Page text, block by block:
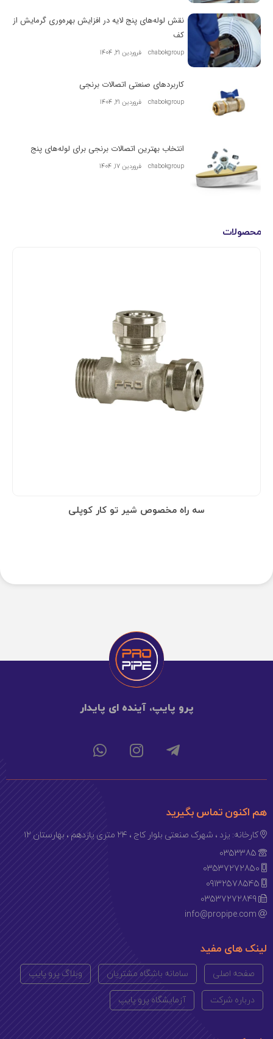
نقش لوله‌های پنج لایه در افزایش بهره‌وری گرمایش از
کف
chabokgroup فروردین 21, 1404
کاربردهای صنعتی اتصالات برنجی
chabokgroup فروردین 21, 1404
انتخاب بهترین اتصالات برنجی برای لوله‌های پنج
chabokgroup فروردین 17, 1404
محصولات
سه راه مخصوص شیر تو کار کوپلی
پرو پایپ، آینده ای پایدار
هم اکنون تماس بگیرید
کارخانه: یزد ، شهرک صنعتی بلوار کاج ، ۲۴ متری یازدهم ، بهارستان ۱۲
0353385
03537272850
09132578545
03537272849
info@propipe.com
لینک های مفید
صفحه اصلی سامانه باشگاه مشتریان وبلاگ پرو پایپ
درباره شرکت آزمایشگاه پرو پایپ